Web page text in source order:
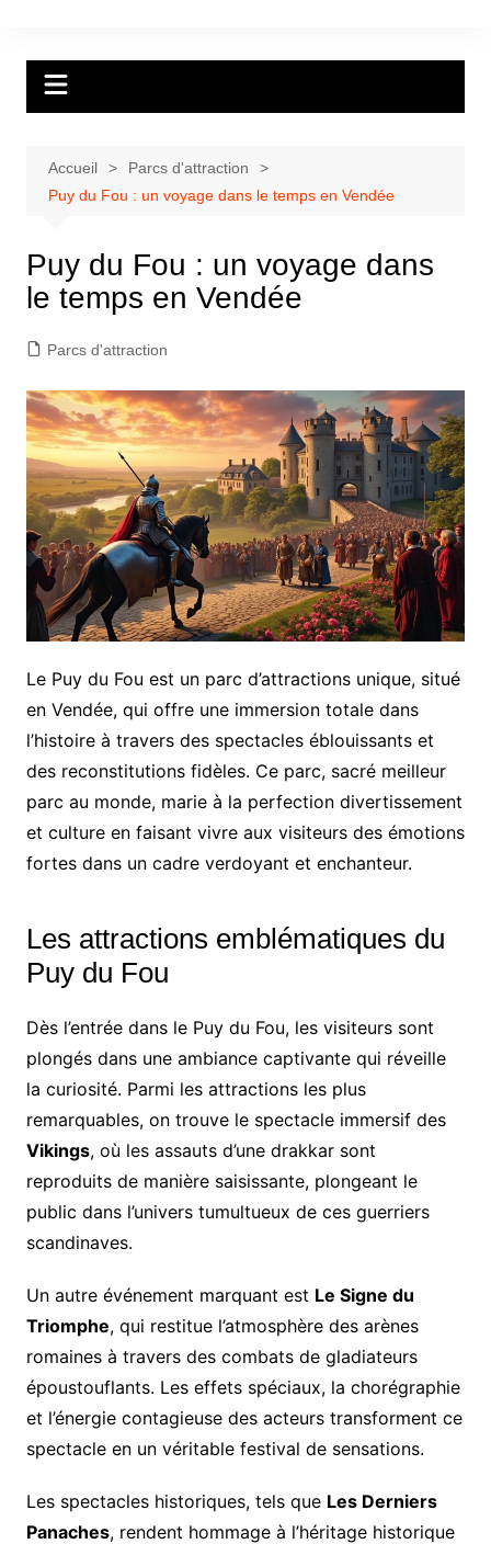
Accueil
Parcs d'attraction
Puy du Fou : un voyage dans le temps en Vendée
Puy du Fou : un voyage dans
le temps en Vendée
Parcs d'attraction
Le Puy du Fou est un parc d’attractions unique, situé
en Vendée, qui offre une immersion totale dans
l’histoire à travers des spectacles éblouissants et
des reconstitutions fidèles. Ce parc, sacré meilleur
parc au monde, marie à la perfection divertissement
et culture en faisant vivre aux visiteurs des émotions
fortes dans un cadre verdoyant et enchanteur.
Les attractions emblématiques du
Puy du Fou
Dès l’entrée dans le Puy du Fou, les visiteurs sont
plongés dans une ambiance captivante qui réveille
la curiosité. Parmi les attractions les plus
remarquables, on trouve le spectacle immersif des
Vikings, où les assauts d’une drakkar sont
reproduits de manière saisissante, plongeant le
public dans l’univers tumultueux de ces guerriers
scandinaves.
Un autre événement marquant est Le Signe du
Triomphe, qui restitue l’atmosphère des arènes
romaines à travers des combats de gladiateurs
époustouflants. Les effets spéciaux, la chorégraphie
et l’énergie contagieuse des acteurs transforment ce
spectacle en un véritable festival de sensations.
Les spectacles historiques, tels que Les Derniers
Panaches, rendent hommage à l’héritage historique